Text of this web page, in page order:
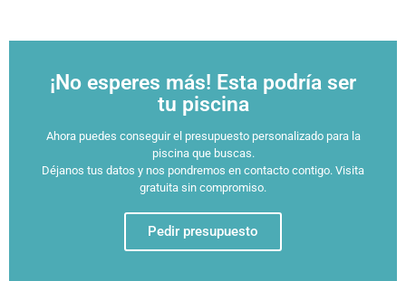
¡No esperes más! Esta podría ser
tu piscina
Ahora puedes conseguir el presupuesto personalizado para la
piscina que buscas.
Déjanos tus datos y nos pondremos en contacto contigo. Visita
gratuita sin compromiso.
Pedir presupuesto